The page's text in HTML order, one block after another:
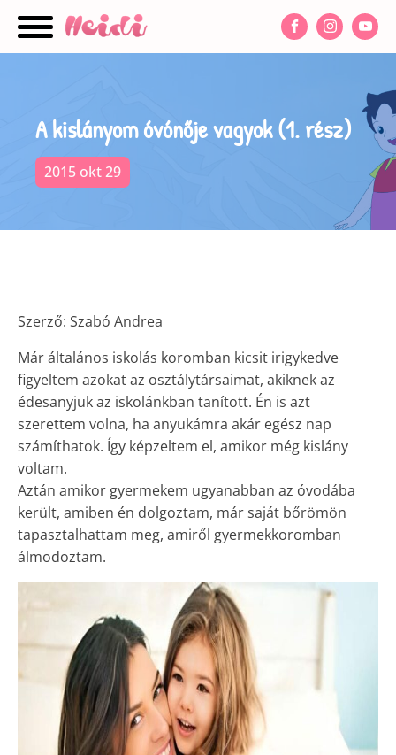
A kislányom óvónője vagyok (1. rész)
2015 okt 29
Szerző: Szabó Andrea
Már általános iskolás koromban kicsit irigykedve
figyeltem azokat az osztálytársaimat, akiknek az
édesanyjuk az iskolánkban tanított. Én is azt
szerettem volna, ha anyukámra akár egész nap
számíthatok. Így képzeltem el, amikor még kislány
voltam.
Aztán amikor gyermekem ugyanabban az óvodába
került, amiben én dolgoztam, már saját bőrömön
tapasztalhattam meg, amiről gyermekkoromban
álmodoztam.